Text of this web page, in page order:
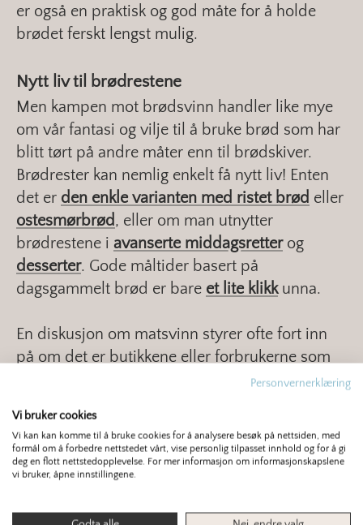
er også en praktisk og god måte for å holde
brødet ferskt lengst mulig.
Nytt liv til brødrestene
Men kampen mot brødsvinn handler like mye
om vår fantasi og vilje til å bruke brød som har
blitt tørt på andre måter enn til brødskiver.
Brødrester kan nemlig enkelt få nytt liv! Enten
det er den enkle varianten med ristet brød eller
ostesmørbrød, eller om man utnytter
brødrestene i avanserte middagsretterog
desserter. Gode måltider basert på
dagsgammelt brød er bare et lite klikkunna.
En diskusjon om matsvinn styrer ofte fort inn
på om det er butikkene eller forbrukerne som
er «verst». Men istedet bør vi betrakte
samarbeidsprosjekt.
Vi i Opplysningskontoret for brød og korn skal
oppbevare brød rett, bruke brød til mer enn
Personvernerklæring
Vi bruker cookies
Vi kan kan komme til å bruke cookies for å analysere besøk på nettsiden, med
formål om å forbedre nettstedet vårt, vise personlig tilpasset innhold og for å gi
deg en flott nettstedopplevelse. For mer informasjon om informasjonskapslene
vi bruker, åpne innstillingene.